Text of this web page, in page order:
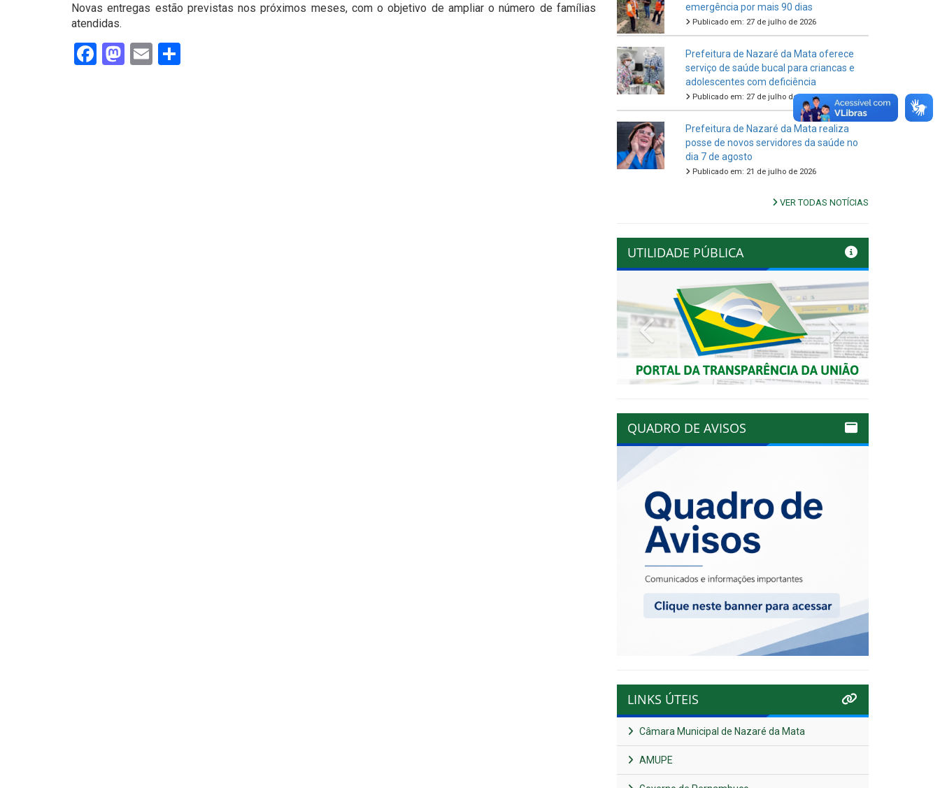
Novas entregas estão previstas nos próximos meses, com o objetivo de ampliar o número de famílias
atendidas.
Facebook
Mastodon
Email
emergência por mais 90 dias
Publicado em: 27 de julho de 2026
Prefeitura de Nazaré da Mata oferece
serviço de saúde bucal para criancas e
adolescentes com deficiência
Publicado em: 27 de julho de 2026
Prefeitura de Nazaré da Mata realiza
posse de novos servidores da saúde no
dia 7 de agosto
Publicado em: 21 de julho de 2026
VER TODAS NOTÍCIAS
UTILIDADE PÚBLICA
Previous Next
QUADRO DE AVISOS
LINKS ÚTEIS
Câmara Municipal de Nazaré da Mata
AMUPE